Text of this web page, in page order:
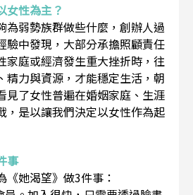
女性為主？
為弱勢族群做些什麼，創辦人過
驗中發現，大部分承擔照顧責任
家庭或經濟發生重大挫折時，往
精力與資源，才能穩定生活，朝
見了女性普遍在婚姻家庭、生涯
，是以讓我們決定以女性作為起
事
她渴望》做3件事：